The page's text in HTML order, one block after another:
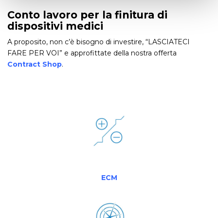
Conto lavoro per la finitura di
dispositivi medici
A proposito, non c’è bisogno di investire, “LASCIATECI
FARE PER VOI” e approfittate della nostra offerta
Contract Shop.
ECM